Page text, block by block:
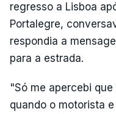
regresso a Lisboa
Portalegre,
respondia a
para a estrada.
"Só me apercebi
quando o motorista